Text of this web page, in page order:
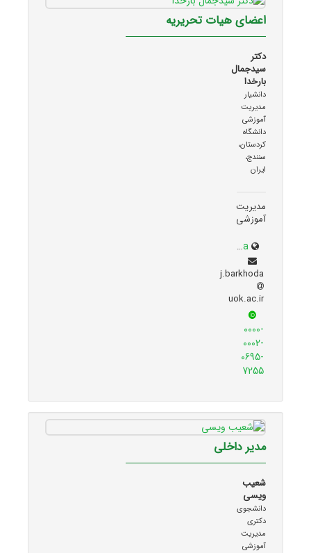
اعضای هیات تحریریه
دکتر
سیدجمال
بارخدا
دانشیار
مدیریت
آموزشی
دانشگاه
کردستان،
سنندج،
ایران
مدیریت
آموزشی
uok.ac.ir/~j.barkhoda
j.barkhoda
uok.ac.ir
0000-
0002-
0695-
7255
مدیر داخلی
شعیب
ویسی
دانشجوی
دکتری
مدیریت
آموزشی